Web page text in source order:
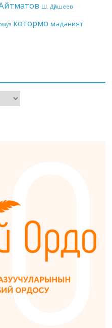
Ш. Дүйшеев
котормо маданият